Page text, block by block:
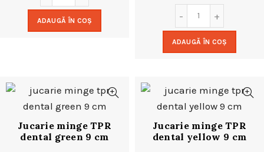
ADAUGĂ ÎN COȘ
ADAUGĂ ÎN COȘ
Jucarie minge TPR
dental green 9 cm
Jucarie minge TPR
dental yellow 9 cm